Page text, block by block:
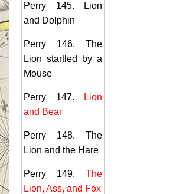
Perry 145. Lion
and Dolphin
Perry 146. The
Lion startled by a
Mouse
Perry 147.
Lion
and Bear
Perry 148. The
Lion and the Hare
Perry 149. The
Lion, Ass, and Fox